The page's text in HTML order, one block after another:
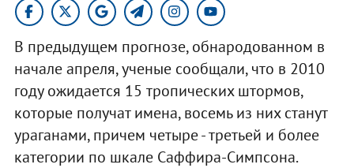
В предыдущем прогнозе, обнародованном в
начале апреля, ученые сообщали, что в 2010
году ожидается 15 тропических штормов,
которые получат имена, восемь из них станут
ураганами, причем четыре - третьей и более
категории по шкале Саффира-Симпсона.